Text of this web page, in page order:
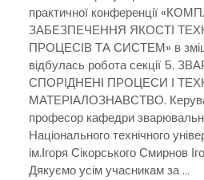
практичної конференції
ЗАБЕЗПЕЧЕННЯ ЯКОСТІ
ПРОЦЕСІВ ТА СИСТЕМ» в
відбулась робота секції 5.
СПОРІДНЕНІ ПРОЦЕСИ І
МАТЕРІАЛОЗНАВСТВО.
професор кафедри
Національного технічного
ім.Ігоря Сікорського Смирнов
Дякуємо усім учасникам за ...